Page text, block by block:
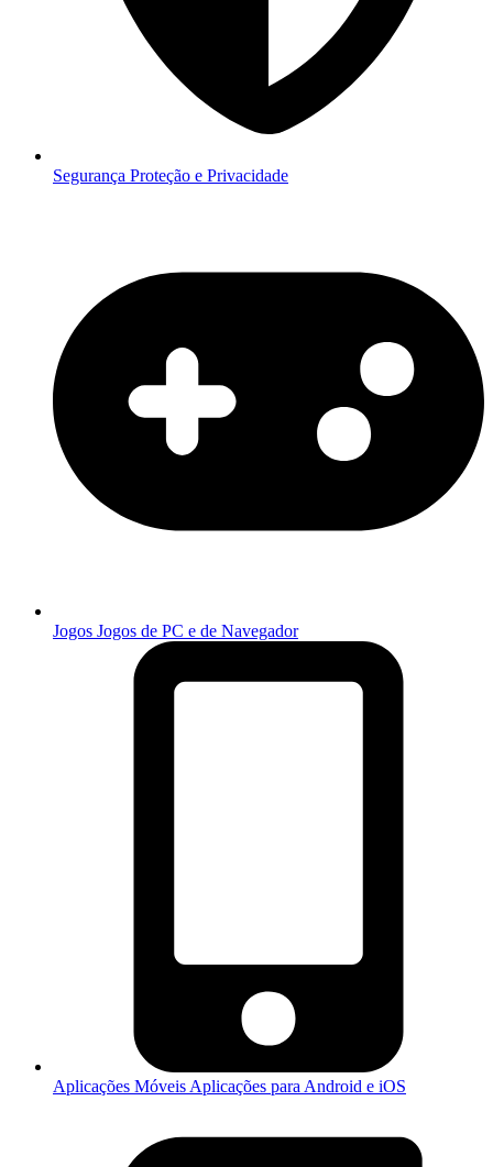
Segurança Proteção e Privacidade
Jogos Jogos de PC e de Navegador
Aplicações Móveis Aplicações para Android e iOS